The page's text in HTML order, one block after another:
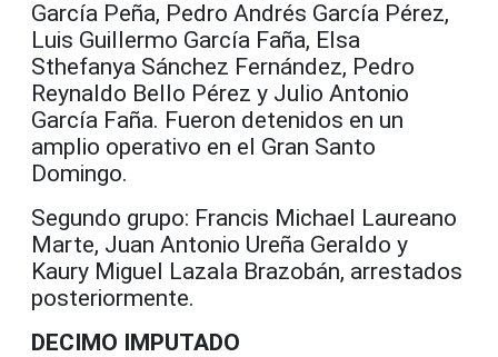
García Peña, Pedro Andrés García Pérez,
Luis Guillermo García Faña, Elsa
Sthefanya Sánchez Fernández, Pedro
Reynaldo Bello Pérez y Julio Antonio
García Faña. Fueron detenidos en un
amplio operativo en el Gran Santo
Domingo.
Segundo grupo: Francis Michael Laureano
Marte, Juan Antonio Ureña Geraldo y
Kaury Miguel Lazala Brazobán, arrestados
posteriormente.
DECIMO IMPUTADO